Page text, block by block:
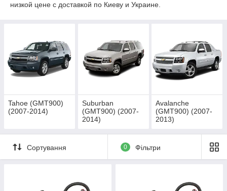
низкой цене с доставкой по Киеву и Украине.
Tahoe (GMT900)
(2007-2014)
Suburban
(GMT900) (2007-
2014)
Avalanche
(GMT900) (2007-
2013)
Сортування 0 Фільтри